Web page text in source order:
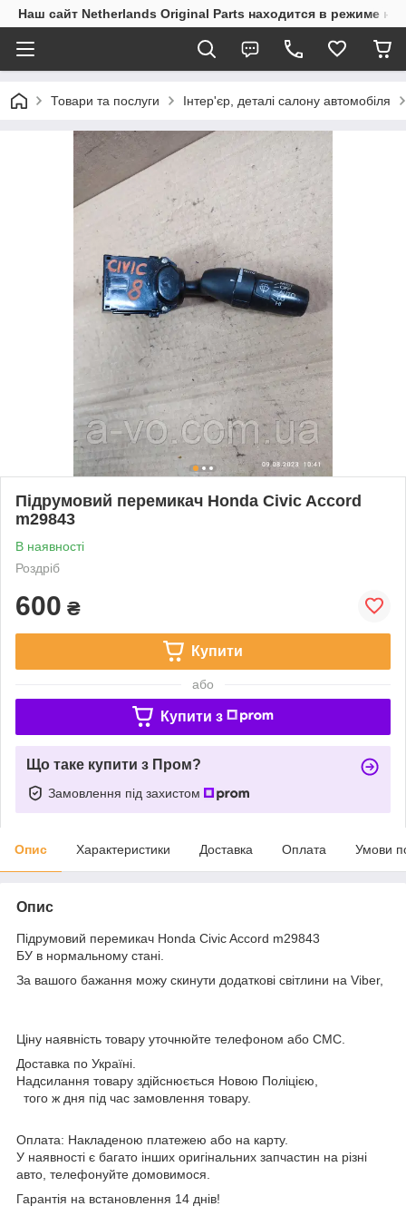
Наш сайт Netherlands Original Parts находится в режиме
Товари та послуги Інтер'єр, деталі салону автомобіля
Підрумовий перемикач Honda Civic Accord
m29843
В наявності
Роздріб
600 ₴
Купити
або
Купити з
Що таке купити з Пром?
Замовлення під захистом
Опис Характеристики Доставка Оплата Умови
Опис
Підрумовий перемикач Honda Civic Accord m29843
БУ в нормальному стані.
За вашого бажання можу скинути додаткові світлини на Viber,
Ціну наявність товару уточнюйте телефоном або СМС.
Доставка по Україні.
Надсилання товару здійснюється Новою Поліцією,
того ж дня під час замовлення товару.
Оплата: Накладеною платежею або на карту.
У наявності є багато інших оригінальних запчастин на різні
авто, телефонуйте домовимося.
Гарантія на встановлення 14 днів!